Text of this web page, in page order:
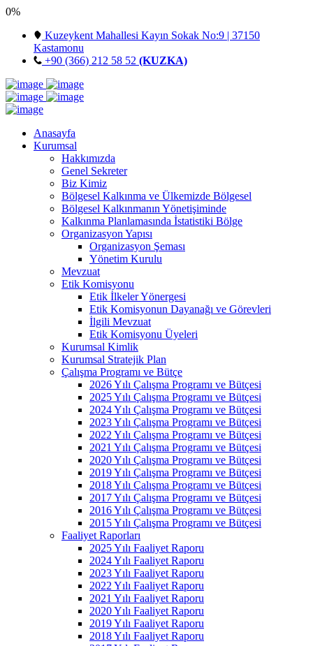
0%
Kuzeykent Mahallesi Kayın Sokak No:9 | 37150
Kastamonu
+90 (366) 212 58 52 (KUZKA)
Anasayfa
Kurumsal
Hakkımızda
Genel Sekreter
Biz Kimiz
Bölgesel Kalkınma ve Ülkemizde Bölgesel
Bölgesel Kalkınmanın Yönetişiminde
Kalkınma Planlamasında İstatistiki Bölge
Organizasyon Yapısı
Organizasyon Şeması
Yönetim Kurulu
Mevzuat
Etik Komisyonu
Etik İlkeler Yönergesi
Etik Komisyonun Dayanağı ve Görevleri
İlgili Mevzuat
Etik Komisyonu Üyeleri
Kurumsal Kimlik
Kurumsal Stratejik Plan
Çalışma Programı ve Bütçe
2026 Yılı Çalışma Programı ve Bütçesi
2025 Yılı Çalışma Programı ve Bütçesi
2024 Yılı Çalışma Programı ve Bütçesi
2023 Yılı Çalışma Programı ve Bütçesi
2022 Yılı Çalışma Programı ve Bütçesi
2021 Yılı Çalışma Programı ve Bütçesi
2020 Yılı Çalışma Programı ve Bütçesi
2019 Yılı Çalışma Programı ve Bütçesi
2018 Yılı Çalışma Programı ve Bütçesi
2017 Yılı Çalışma Programı ve Bütçesi
2016 Yılı Çalışma Programı ve Bütçesi
2015 Yılı Çalışma Programı ve Bütçesi
Faaliyet Raporları
2025 Yılı Faaliyet Raporu
2024 Yılı Faaliyet Raporu
2023 Yılı Faaliyet Raporu
2022 Yılı Faaliyet Raporu
2021 Yılı Faaliyet Raporu
2020 Yılı Faaliyet Raporu
2019 Yılı Faaliyet Raporu
2018 Yılı Faaliyet Raporu